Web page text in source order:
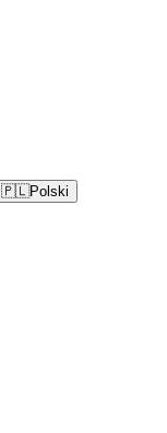
🇵🇱Polski